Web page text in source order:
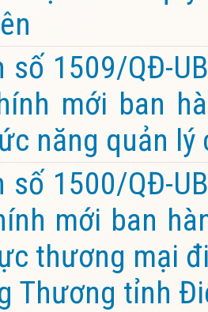
số 1509/QĐ-
mới ban
năng quản
số 1500/QĐ-
mới ban
thương mại
Thương tỉnh